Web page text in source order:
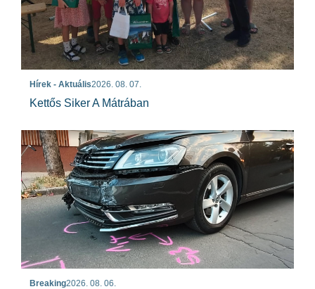
Hírek - Aktuális2026. 08. 07.
Kettős Siker A Mátrában
Breaking2026. 08. 06.